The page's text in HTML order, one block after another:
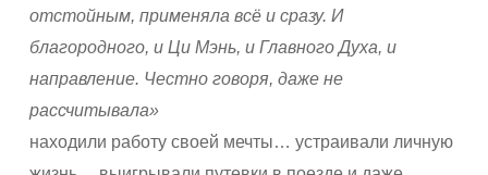
отстойным, применяла всё и сразу. И
благородного, и Ци Мэнь, и Главного Духа, и
направление. Честно говоря, даже не
рассчитывала»
находили работу своей мечты… устраивали личную